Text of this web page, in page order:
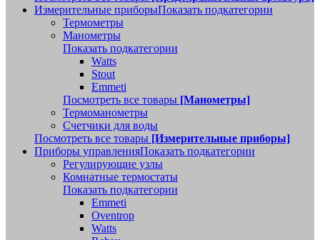
Измерительные приборыПоказать подкатегории
Термометры
Манометры
Показать подкатегории
Watts
Stout
Emmeti
Посмотреть все товары [Манометры]
Термоманометры
Счетчики для воды
Посмотреть все товары [Измерительные приборы]
Приборы управленияПоказать подкатегории
Регулирующие узлы
Комнатные термостаты
Показать подкатегории
Emmeti
Oventrop
Watts